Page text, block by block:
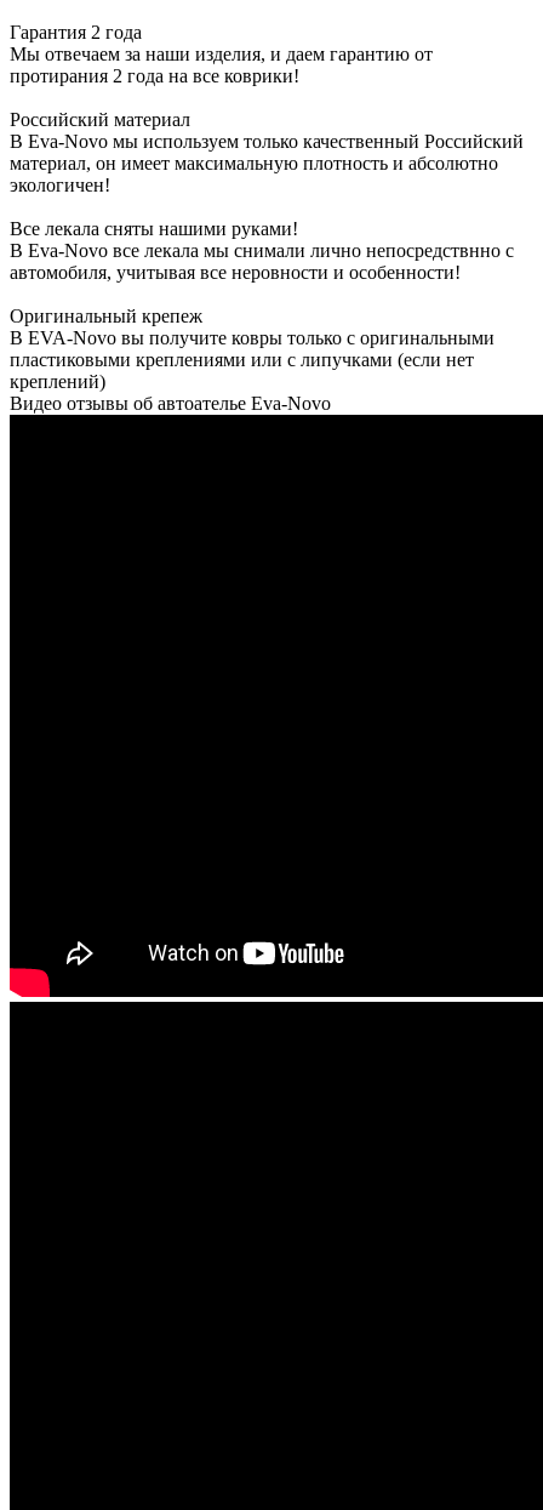
Гарантия 2 года
Мы отвечаем за наши изделия, и даем гарантию от
протирания 2 года на все коврики!
Российский материал
В Eva-Novo мы используем только качественный Российский
материал, он имеет максимальную плотность и абсолютно
экологичен!
Все лекала сняты нашими руками!
В Eva-Novo все лекала мы снимали лично непосредствнно с
автомобиля, учитывая все неровности и особенности!
Оригинальный крепеж
В EVA-Novo вы получите ковры только с оригинальными
пластиковыми креплениями или с липучками (если нет
креплений)
Видео отзывы об автоателье Eva-Novo